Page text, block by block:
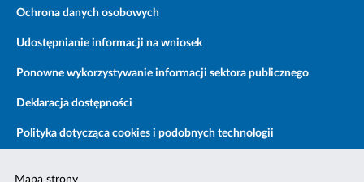
Ochrona danych osobowych
Udostępnianie informacji na wniosek
Ponowne wykorzystywanie informacji sektora publicznego
Deklaracja dostępności
Polityka dotycząca cookies i podobnych technologii